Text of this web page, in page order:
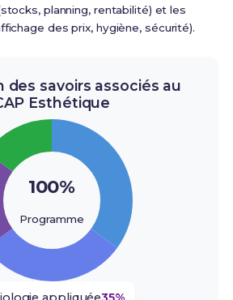
planning, rentabilité) et les
des prix, hygiène, sécurité).
des savoirs associés au
Esthétique
100%
Programme